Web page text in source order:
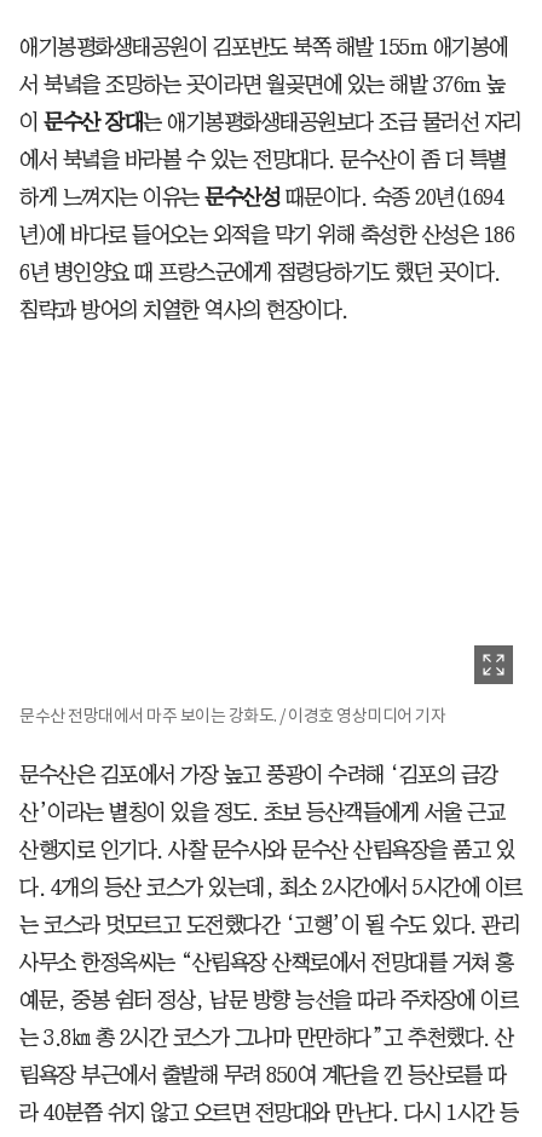
애기봉평화생태공원이 김포반도 북쪽 해발 155m 애기봉에
서 북녘을 조망하는 곳이라면 월곶면에 있는 해발 376m 높
이 문수산 장대는 애기봉평화생태공원보다 조금 물러선 자리
에서 북녘을 바라볼 수 있는 전망대다. 문수산이 좀 더 특별
하게 느껴지는 이유는 문수산성 ­때문이다. 숙종 20년(1694
년)에 바다로 들어오는 외적을 막기 위해 축성한 산성은 186
6년 병인양요 때 프랑스군에게 점령당하기도 했던 곳이다.
침략과 방어의 치열한 역사의 현장이다.
문수산 전망대에서 마주 보이는 강화도. / 이경호 영상미디어 기자
문수산은 김포에서 가장 높고 풍광이 수려해 ‘김포의 금강
산’이라는 별칭이 있을 정도. 초보 등산객들에게 서울 근교
산행지로 인기다. 사찰 문수사와 문수산 산림욕장을 품고 있
다. 4개의 등산 코스가 있는데, 최소 2시간에서 5시간에 이르
는 코스라 멋모르고 도전했다간 ‘고행’이 될 수도 있다. 관리
사무소 한정옥씨는 “산림욕장 산책로에서 전망대를 거쳐 홍
예문, 중봉 쉼터 정상, 남문 방향 능선을 따라 주차장에 이르
는 3.8㎞ 총 2시간 코스가 그나마 만만하다”고 추천했다. 산
림욕장 부근에서 출발해 무려 850여 계단을 낀 등산로를 따
라 40분쯤 쉬지 않고 오르면 전망대와 만난다. 다시 1시간 등